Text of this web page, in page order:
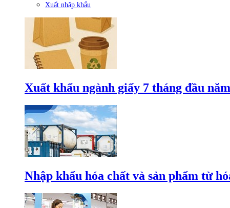
Xuất nhập khẩu
Xuất khẩu ngành giấy 7 tháng đầu
Nhập khẩu hóa chất và sản phẩm từ